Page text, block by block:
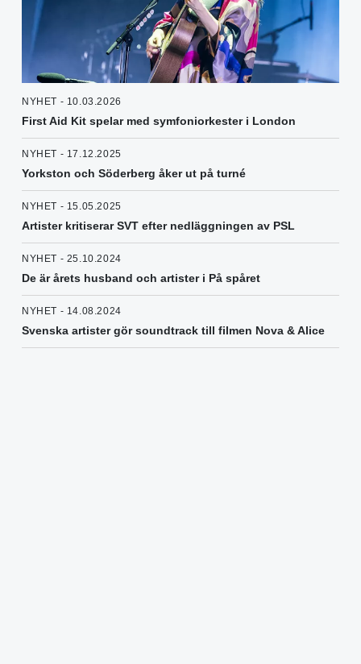
NYHET - 10.03.2026
First Aid Kit spelar med symfoniorkester i London
NYHET - 17.12.2025
Yorkston och Söderberg åker ut på turné
NYHET - 15.05.2025
Artister kritiserar SVT efter nedläggningen av PSL
NYHET - 25.10.2024
De är årets husband och artister i På spåret
NYHET - 14.08.2024
Svenska artister gör soundtrack till filmen Nova & Alice